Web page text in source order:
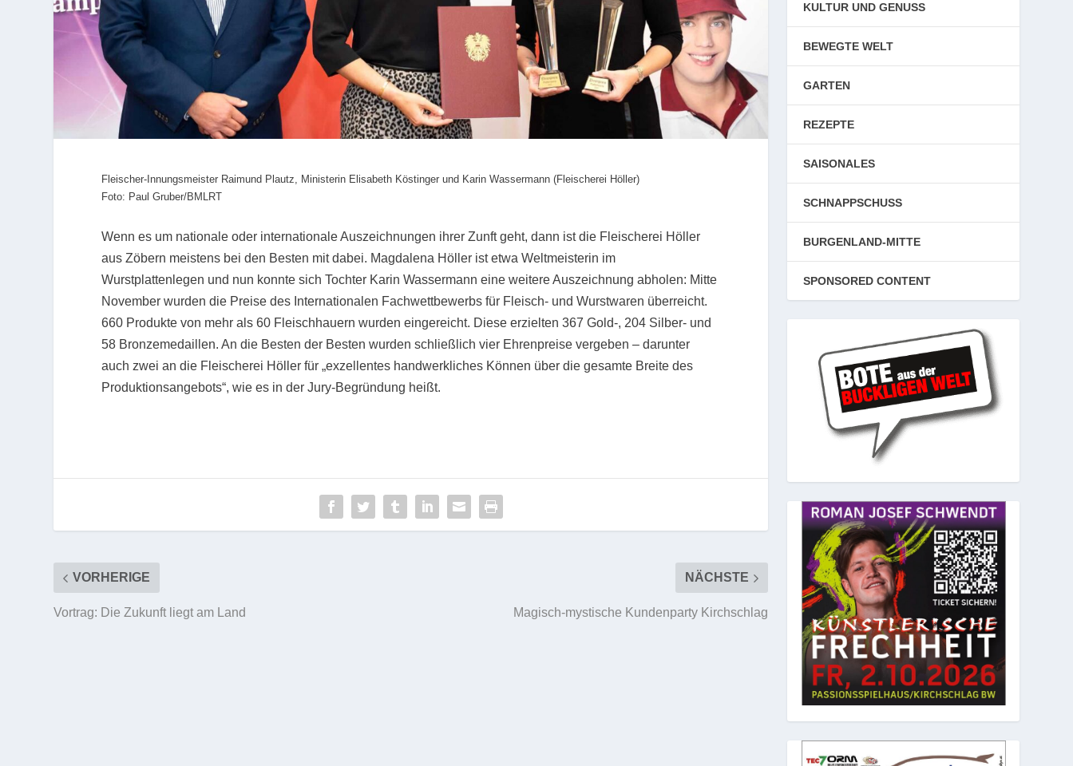
Fleischer-Innungsmeister Raimund Plautz, Ministerin Elisabeth Köstinger und Karin Wassermann (Fleischerei Höller)
Foto: Paul Gruber/BMLRT
Wenn es um nationale oder internationale Auszeichnungen ihrer Zunft geht, dann ist die Fleischerei Höller
aus Zöbern meistens bei den Besten mit dabei. Magdalena Höller ist etwa Weltmeisterin im
Wurstplattenlegen und nun konnte sich Tochter Karin Wassermann eine weitere Auszeichnung abholen: Mitte
November wurden die Preise des Internationalen Fachwettbewerbs für Fleisch- und Wurstwaren überreicht.
660 Produkte von mehr als 60 Fleischhauern wurden eingereicht. Diese erzielten 367 Gold-, 204 Silber- und
58 Bronzemedaillen. An die Besten der Besten wurden schließlich vier Ehrenpreise vergeben – darunter
auch zwei an die Fleischerei Höller für „exzellentes handwerkliches Können über die gesamte Breite des
Produktionsangebots“, wie es in der Jury-Begründung heißt.
VORHERIGE
Vortrag: Die Zukunft liegt am Land
NÄCHSTE
Magisch-mystische Kundenparty Kirchschlag
KULTUR UND GENUSS
BEWEGTE WELT
GARTEN
REZEPTE
SAISONALES
SCHNAPPSCHUSS
BURGENLAND-MITTE
SPONSORED CONTENT